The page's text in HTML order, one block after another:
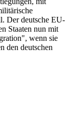
Der deutsche EU-
Staaten nun mit
wenn sie
den deutschen